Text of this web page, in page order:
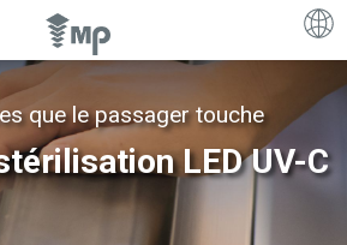
LED UV-C
que le passager touche